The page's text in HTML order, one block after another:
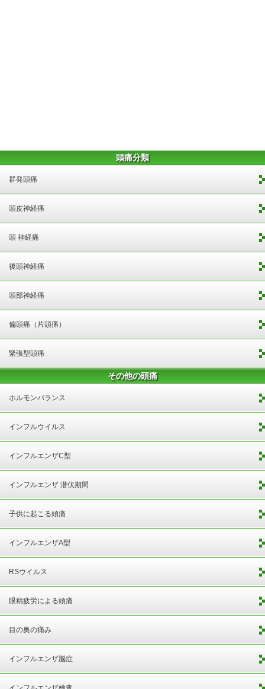
頭痛分類
群発頭痛
頭皮神経痛
頭 神経痛
後頭神経痛
頭部神経痛
偏頭痛（片頭痛）
緊張型頭痛
その他の頭痛
ホルモンバランス
インフルウイルス
インフルエンザC型
インフルエンザ 潜伏期間
子供に起こる頭痛
インフルエンザA型
RSウイルス
眼精疲労による頭痛
目の奥の痛み
インフルエンザ脳症